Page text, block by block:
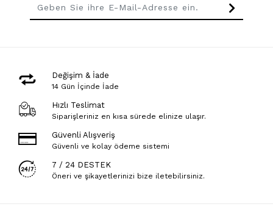
Değişim & İade
14 Gün İçinde İade
Hızlı Teslimat
Siparişleriniz en kısa sürede elinize ulaşır.
Güvenli Alışveriş
Güvenli ve kolay ödeme sistemi
7 / 24 DESTEK
Öneri ve şikayetlerinizi bize iletebilirsiniz.